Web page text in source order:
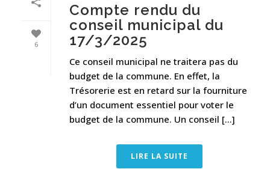
6
Compte rendu du
conseil municipal du
17/3/2025
Ce conseil municipal ne traitera pas du
budget de la commune. En effet, la
Trésorerie est en retard sur la fourniture
d’un document essentiel pour voter le
budget de la commune. Un conseil [...]
LIRE LA SUITE